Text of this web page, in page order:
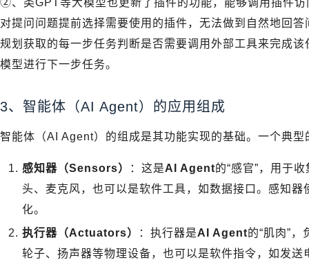
②、类GPT等大模型也更新了插件的功能，能够调用插件
对提问问题提前选择需要使用的插件，无法做到自然地回
规划获取的每一步任务判断是否需要调用外部工具来完成该
模型进行下一步任务。
3、智能体（AI Agent）的应用组成
智能体（AI Agent）的组成是其功能实现的基础。一个典型
感知器（Sensors） ：这是AI Agent的“感官”，用于
头、麦克风，也可以是软件工具，如数据接口。感知器
化。
执行器（Actuators）
：执行器是AI Agent的“肌肉”
轮子、扬声器等物理设备，也可以是软件指令，如发送